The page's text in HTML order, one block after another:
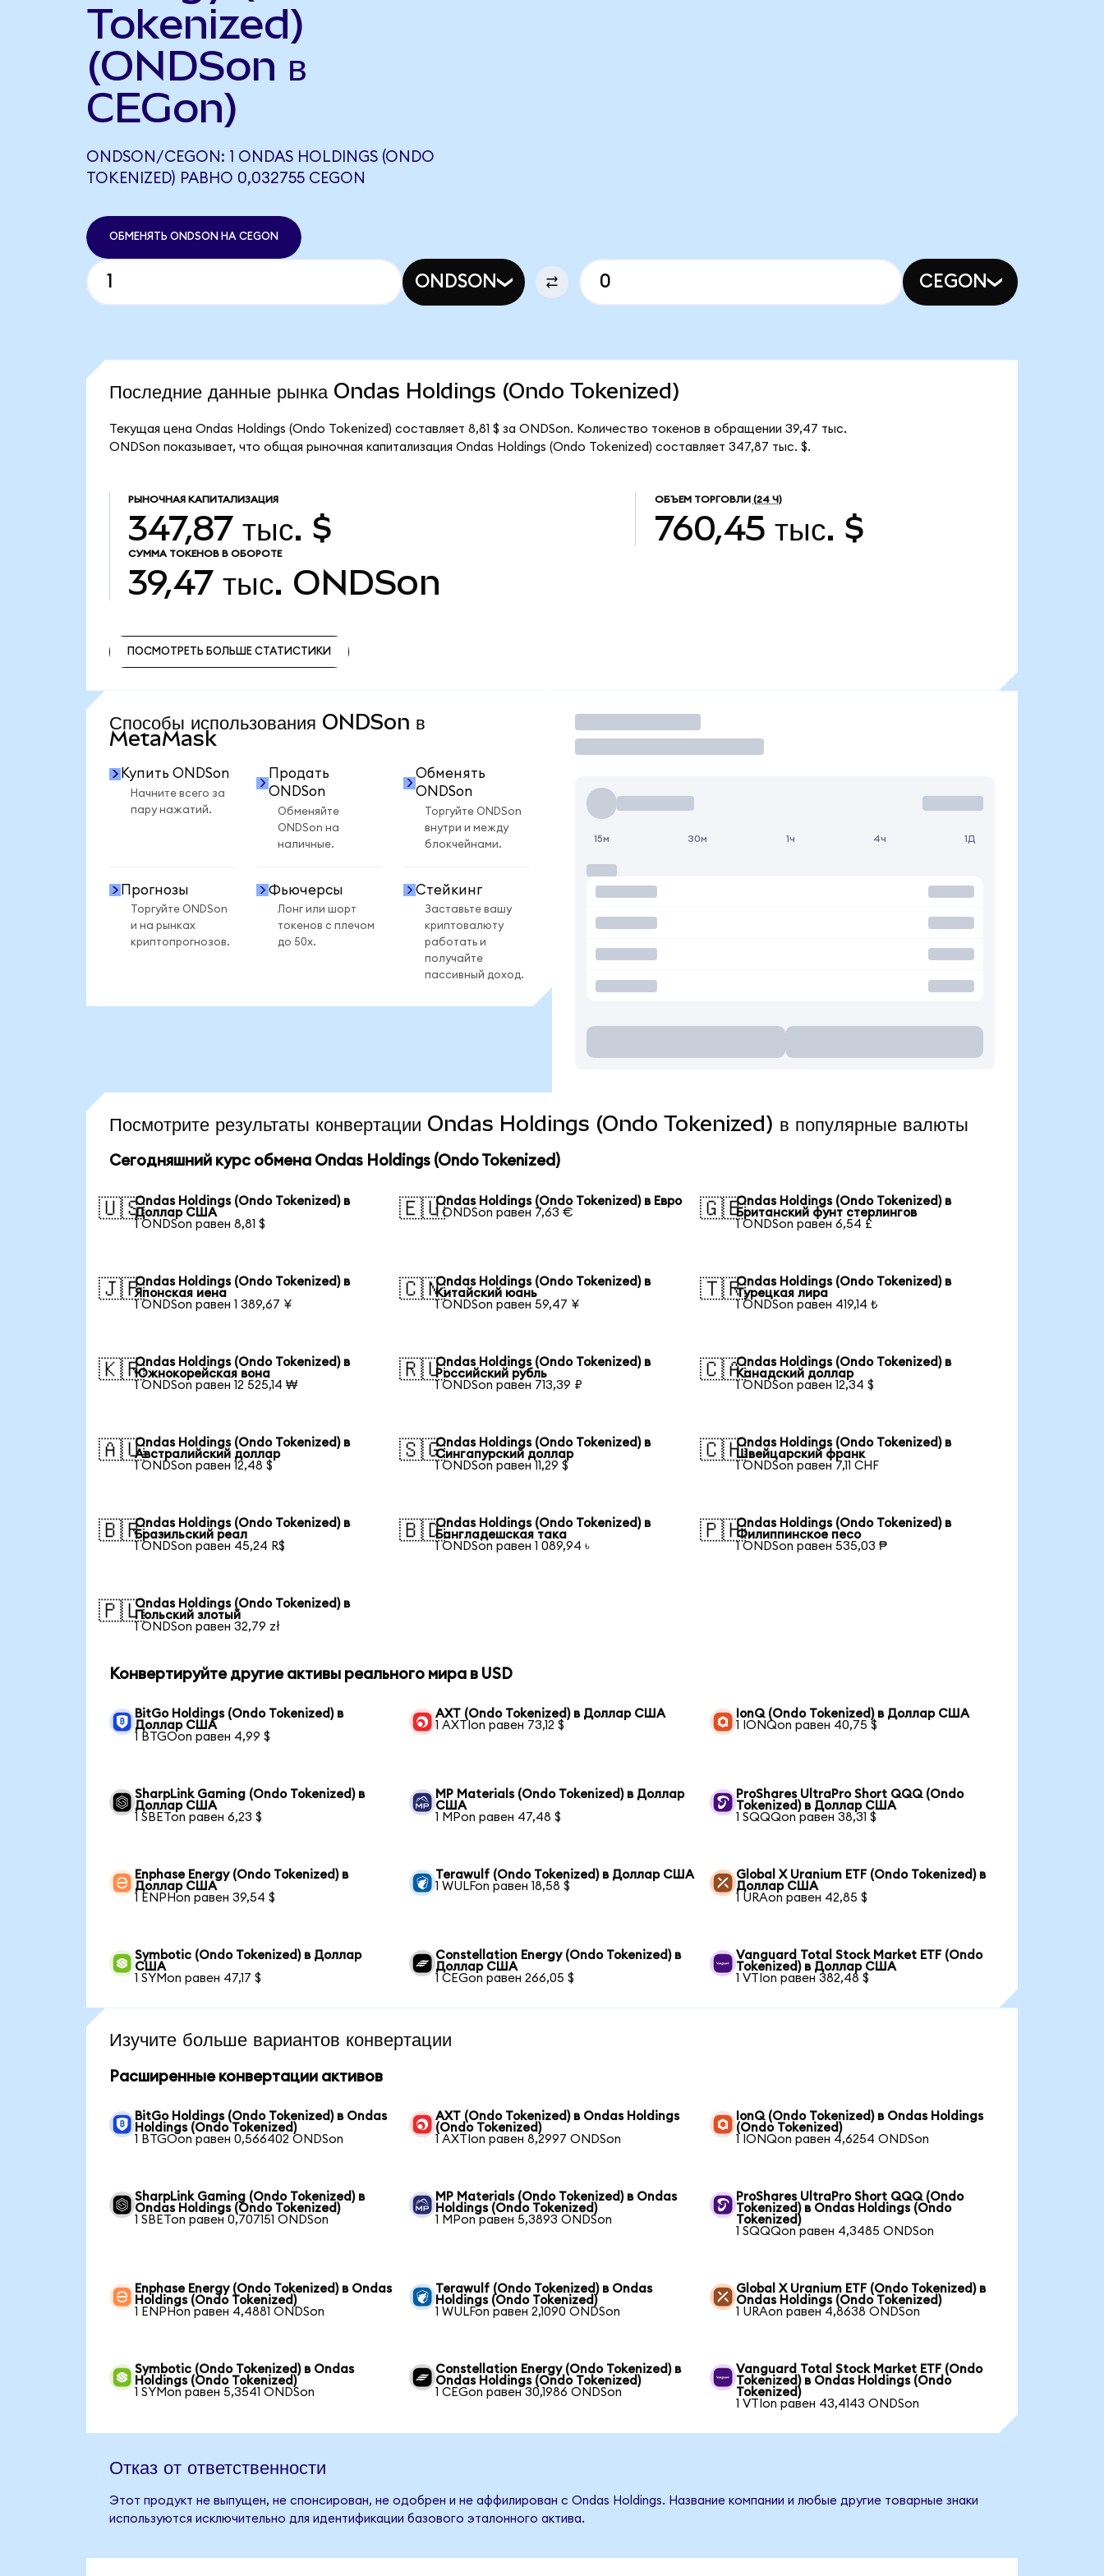
Tokenized)
(ONDSon в
CEGon)
ONDSON/CEGON: 1 ONDAS HOLDINGS (ONDO
TOKENIZED) РАВНО 0,032755 CEGON
ОБМЕНЯТЬ ONDSON НА CEGON
ONDSON CEGON
Последние данные рынка Ondas Holdings (Ondo Tokenized)
Текущая цена Ondas Holdings (Ondo Tokenized) составляет 8,81 $ за ONDSon. Количество токенов в обращении 39,47 тыс.
ONDSon показывает, что общая рыночная капитализация Ondas Holdings (Ondo Tokenized) составляет 347,87 тыс. $.
РЫНОЧНАЯ КАПИТАЛИЗАЦИЯ
347,87 тыс. $
ОБЪЕМ ТОРГОВЛИ (24 Ч)
760,45 тыс. $
СУММА ТОКЕНОВ В ОБОРОТЕ
39,47 тыс. ONDSon
ПОСМОТРЕТЬ БОЛЬШЕ СТАТИСТИКИ
Способы использования ONDSon в
MetaMask
Купить ONDSon
Начните всего за
пару нажатий.
Продать
ONDSon
Обменяйте
ONDSon на
наличные.
Обменять
ONDSon
Торгуйте ONDSon
внутри и между
блокчейнами.
Прогнозы
Торгуйте ONDSon
и на рынках
криптопрогнозов.
Фьючерсы
Лонг или шорт
токенов с плечом
до 50x.
Стейкинг
Заставьте вашу
криптовалюту
работать и
получайте
пассивный доход.
Торговать
15м 30м 1ч 4ч 1Д
Посмотрите результаты конвертации Ondas Holdings (Ondo Tokenized) в популярные валюты
Сегодняшний курс обмена Ondas Holdings (Ondo Tokenized)
🇺🇸Ondas Holdings (Ondo Tokenized) в
Доллар США
1 ONDSon равен 8,81 $
🇪🇺Ondas Holdings (Ondo Tokenized) в Евро
1 ONDSon равен 7,63 €
🇬🇧Ondas Holdings (Ondo Tokenized) в
Британский фунт стерлингов
1 ONDSon равен 6,54 £
🇯🇵Ondas Holdings (Ondo Tokenized) в
Японская иена
1 ONDSon равен 1 389,67 ¥
🇨🇳Ondas Holdings (Ondo Tokenized) в
Китайский юань
1 ONDSon равен 59,47 ¥
🇹🇷Ondas Holdings (Ondo Tokenized) в
Турецкая лира
1 ONDSon равен 419,14 ₺
🇰🇷Ondas Holdings (Ondo Tokenized) в
Южнокорейская вона
1 ONDSon равен 12 525,14 ₩
🇷🇺Ondas Holdings (Ondo Tokenized) в
Российский рубль
1 ONDSon равен 713,39 ₽
🇨🇦Ondas Holdings (Ondo Tokenized) в
Канадский доллар
1 ONDSon равен 12,34 $
🇦🇺Ondas Holdings (Ondo Tokenized) в
Австралийский доллар
1 ONDSon равен 12,48 $
🇸🇬Ondas Holdings (Ondo Tokenized) в
Сингапурский доллар
1 ONDSon равен 11,29 $
🇨🇭Ondas Holdings (Ondo Tokenized) в
Швейцарский франк
1 ONDSon равен 7,11 CHF
🇧🇷Ondas Holdings (Ondo Tokenized) в
Бразильский реал
1 ONDSon равен 45,24 R$
🇧🇩Ondas Holdings (Ondo Tokenized) в
Бангладешская така
1 ONDSon равен 1 089,94 ৳
🇵🇭Ondas Holdings (Ondo Tokenized) в
Филиппинское песо
1 ONDSon равен 535,03 ₱
🇵🇱Ondas Holdings (Ondo Tokenized) в
Польский злотый
1 ONDSon равен 32,79 zł
Конвертируйте другие активы реального мира в USD
BitGo Holdings (Ondo Tokenized) в
Доллар США
1 BTGOon равен 4,99 $
AXT (Ondo Tokenized) в Доллар США
1 AXTIon равен 73,12 $
IonQ (Ondo Tokenized) в Доллар США
1 IONQon равен 40,75 $
SharpLink Gaming (Ondo Tokenized) в
Доллар США
1 SBETon равен 6,23 $
MP Materials (Ondo Tokenized) в Доллар
США
1 MPon равен 47,48 $
ProShares UltraPro Short QQQ (Ondo
Tokenized) в Доллар США
1 SQQQon равен 38,31 $
Enphase Energy (Ondo Tokenized) в
Доллар США
1 ENPHon равен 39,54 $
Terawulf (Ondo Tokenized) в Доллар США
1 WULFon равен 18,58 $
Global X Uranium ETF (Ondo Tokenized) в
Доллар США
1 URAon равен 42,85 $
Symbotic (Ondo Tokenized) в Доллар
США
1 SYMon равен 47,17 $
Constellation Energy (Ondo Tokenized) в
Доллар США
1 CEGon равен 266,05 $
Vanguard Total Stock Market ETF (Ondo
Tokenized) в Доллар США
1 VTIon равен 382,48 $
Изучите больше вариантов конвертации
Расширенные конвертации активов
BitGo Holdings (Ondo Tokenized) в Ondas
Holdings (Ondo Tokenized)
1 BTGOon равен 0,566402 ONDSon
AXT (Ondo Tokenized) в Ondas Holdings
(Ondo Tokenized)
1 AXTIon равен 8,2997 ONDSon
IonQ (Ondo Tokenized) в Ondas Holdings
(Ondo Tokenized)
1 IONQon равен 4,6254 ONDSon
SharpLink Gaming (Ondo Tokenized) в
Ondas Holdings (Ondo Tokenized)
1 SBETon равен 0,707151 ONDSon
MP Materials (Ondo Tokenized) в Ondas
Holdings (Ondo Tokenized)
1 MPon равен 5,3893 ONDSon
ProShares UltraPro Short QQQ (Ondo
Tokenized) в Ondas Holdings (Ondo
Tokenized)
1 SQQQon равен 4,3485 ONDSon
Enphase Energy (Ondo Tokenized) в Ondas
Holdings (Ondo Tokenized)
1 ENPHon равен 4,4881 ONDSon
Terawulf (Ondo Tokenized) в Ondas
Holdings (Ondo Tokenized)
1 WULFon равен 2,1090 ONDSon
Global X Uranium ETF (Ondo Tokenized) в
Ondas Holdings (Ondo Tokenized)
1 URAon равен 4,8638 ONDSon
Symbotic (Ondo Tokenized) в Ondas
Holdings (Ondo Tokenized)
1 SYMon равен 5,3541 ONDSon
Constellation Energy (Ondo Tokenized) в
Ondas Holdings (Ondo Tokenized)
1 CEGon равен 30,1986 ONDSon
Vanguard Total Stock Market ETF (Ondo
Tokenized) в Ondas Holdings (Ondo
Tokenized)
1 VTIon равен 43,4143 ONDSon
Отказ от ответственности
Этот продукт не выпущен, не спонсирован, не одобрен и не аффилирован с Ondas Holdings. Название компании и любые другие товарные знаки
используются исключительно для идентификации базового эталонного актива.